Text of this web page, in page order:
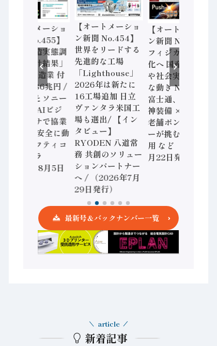
【オートメーショ
ン新聞 No.455】
「経済構造実態調
査二次集計結果」
2024年製造業 付
加価値額86兆円 /
三菱電機とソニー
セミコン AIビジ
ョンセンサで協業
/ IDEC、安全に動
かすセーフティコ
ントローラ
（2026年8月5日
【オートメーショ
ン新聞 No.454】
世界をリードする
先進的な工場
「Lighthouse」
2026年は新たに
16工場追加 日立
ヴァンタラ米国工
場も選出/ 【イン
タビュー】
RYODEN 八道常
務 共創のソリュー
ションパートナー
へ / （2026年7月
29日発行）
【オートメーショ
ン新聞 No.453】
フィジカルAI本格
化へ 国産AI開発
や社会実装に活発
な動き Noetra、
富士通、日立 / 兵
神装備 × HMS、
老舗ポンプメーカ
ーが挑むデータ活
用 など（2026年7
月22日発行）
最新号＆バックナンバー一覧
新着記事
article